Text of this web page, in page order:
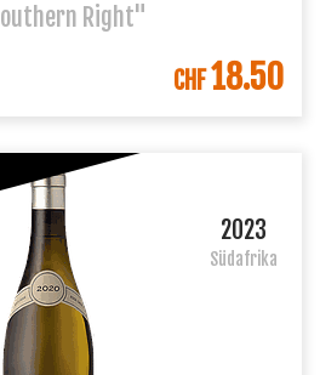
Right"
IN DEN WARENKORB
CHF18.50
2023
Südafrika